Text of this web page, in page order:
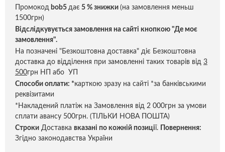
Промокод bob5 дає 5 % знижки (на замовлення меньш
1500грн)
Відслідкувується замовлення на сайті кнопкою "Де моє
замовлення".
На позначені "Безкоштовна доставка" діє Безкоштовна
доставка до відділення при замовленні таких товарів від 3
500грн НП або УП
Способи оплати: *карткою зразу на сайті *за банківськими
реквізитами
*Накладений платіж на Замовлення від 2 000грн за умови
сплати авансу 500грн. (ТІЛЬКИ НОВА ПОШТА)
Строки Доставка вказані по кожній позиції.
Повернення:
Згідно законодавства України